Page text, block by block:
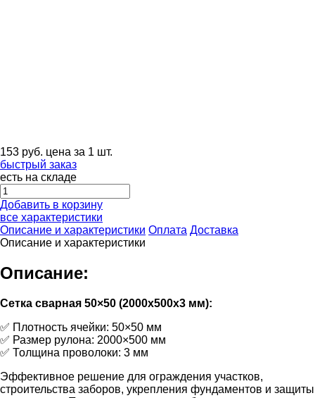
153 руб. цена за 1 шт.
быстрый заказ
есть на складе
Добавить в корзину
все характеристики
Описание и характеристики Оплата Доставка
Описание и характеристики
Описание:
Сетка сварная 50×50 (2000х500х3 мм):
✅ Плотность ячейки: 50×50 мм
✅ Размер рулона: 2000×500 мм
✅ Толщина проволоки: 3 мм
Эффективное решение для ограждения участков,
строительства заборов, укрепления фундаментов и защиты